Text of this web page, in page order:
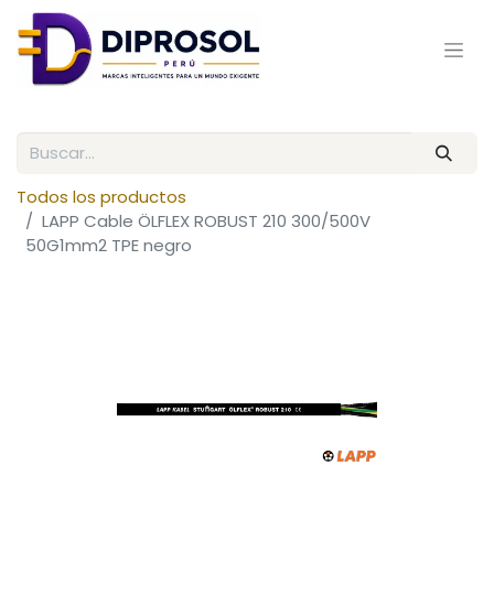
Todos los productos
LAPP Cable ÖLFLEX ROBUST 210 300/500V
50G1mm2 TPE negro